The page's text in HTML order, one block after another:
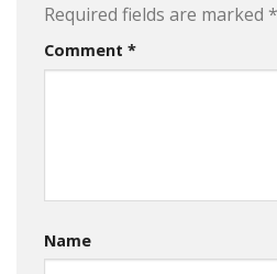
Required fields are marked *
Comment *
Name